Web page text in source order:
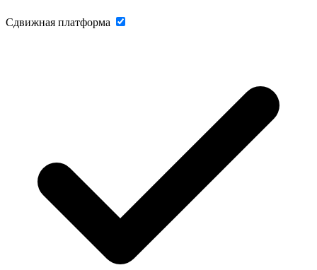
Сдвижная платформа